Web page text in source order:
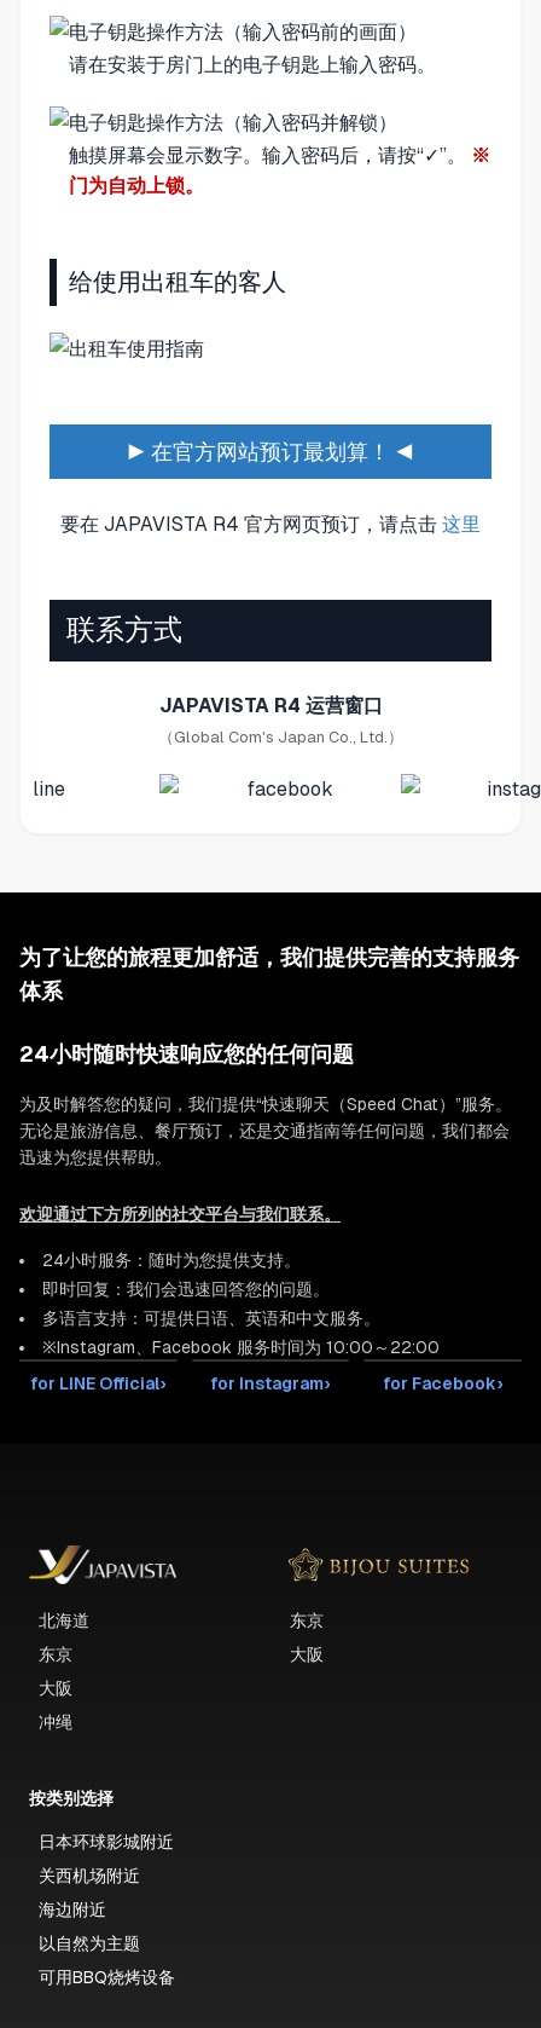
请在安装于房门上的电子钥匙上输入密码。
触摸屏幕会显示数字。输入密码后，请按“✓”。
※
门为自动上锁。
给使用出租车的客人
▶ 在官方网站预订最划算！ ◀
要在 JAPAVISTA R4 官方网页预订，请点击 这里
联系方式
JAPAVISTA R4 运营窗口
（Global Com's Japan Co., Ltd.）
为了让您的旅程更加舒适，我们提供完善的支持服务
体系
24小时随时快速响应您的任何问题
为及时解答您的疑问，我们提供“快速聊天（Speed Chat）”服务。
无论是旅游信息、餐厅预订，还是交通指南等任何问题，我们都会
迅速为您提供帮助。
欢迎通过下方所列的社交平台与我们联系。
24小时服务：随时为您提供支持。
即时回复：我们会迅速回答您的问题。
多语言支持：可提供日语、英语和中文服务。
※Instagram、Facebook 服务时间为 10:00～22:00
for LINE Official› for Instagram› for Facebook›
北海道
东京
大阪
冲绳
东京
大阪
按类别选择
日本环球影城附近
关西机场附近
海边附近
以自然为主题
可用BBQ烧烤设备